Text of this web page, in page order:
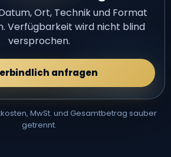
Ort, Technik und Format
Verfügbarkeit wird nicht blind
versprochen.
anfragen
MwSt. und Gesamtbetrag sauber
getrennt.